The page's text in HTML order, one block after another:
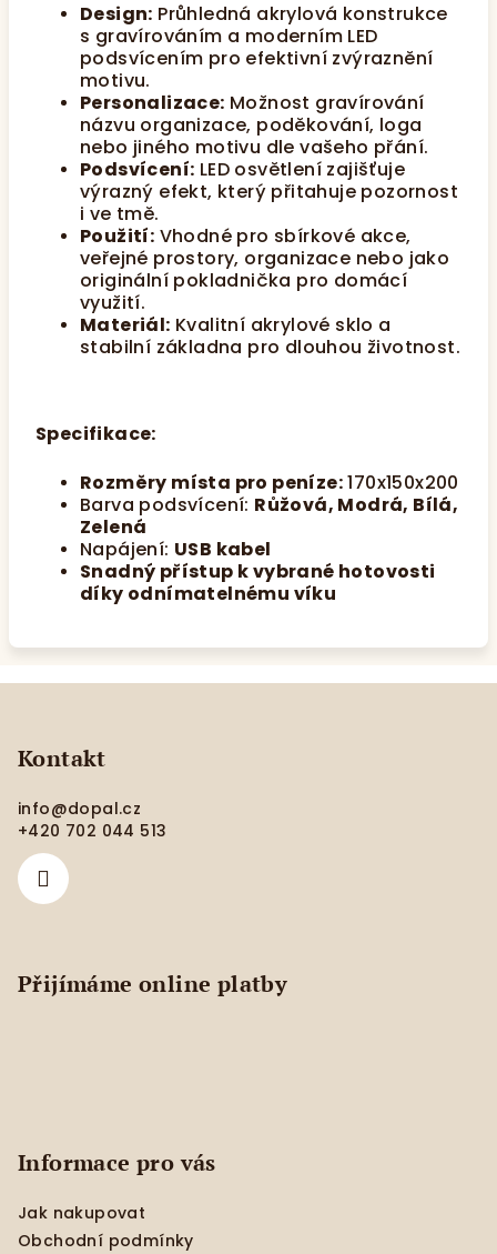
Design: Průhledná akrylová konstrukce
s gravírováním a moderním LED
podsvícením pro efektivní zvýraznění
motivu.
Personalizace: Možnost gravírování
názvu organizace, poděkování, loga
nebo jiného motivu dle vašeho přání.
Podsvícení: LED osvětlení zajišťuje
výrazný efekt, který přitahuje pozornost
i ve tmě.
Použití: Vhodné pro sbírkové akce,
veřejné prostory, organizace nebo jako
originální pokladnička pro domácí
využití.
Materiál: Kvalitní akrylové sklo a
stabilní základna pro dlouhou životnost.
Specifikace:
Rozměry místa pro peníze:170x150x200
Barva podsvícení: Růžová, Modrá, Bílá,
Zelená
Napájení: USB kabel
Snadný přístup k vybrané hotovosti
díky odnímatelnému víku
Kontakt
info@dopal.cz
+420 702 044 513
Přijímáme online platby
Informace pro vás
Jak nakupovat
Obchodní podmínky